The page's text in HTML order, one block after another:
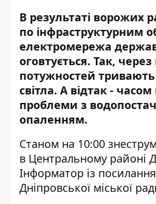
В результаті ворожих
по інфраструктурним
електромережа
оговтується. Так, через
потужностей
світла. А відтак -
проблеми з
опаленням.
Станом на 10:00
в Центральному районі
Інформатор із
Дніпровської міської